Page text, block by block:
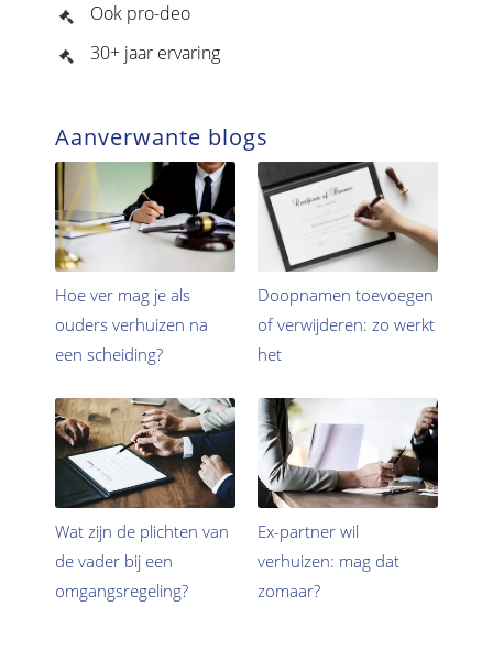
Ook pro-deo
30+ jaar ervaring
Aanverwante blogs
Hoe ver mag je als
ouders verhuizen na
een scheiding?
Doopnamen toevoegen
of verwijderen: zo werkt
het
Wat zijn de plichten van
de vader bij een
omgangsregeling?
Ex-partner wil
verhuizen: mag dat
zomaar?